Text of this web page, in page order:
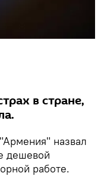
в стране,
назвал
дешевой
работе.